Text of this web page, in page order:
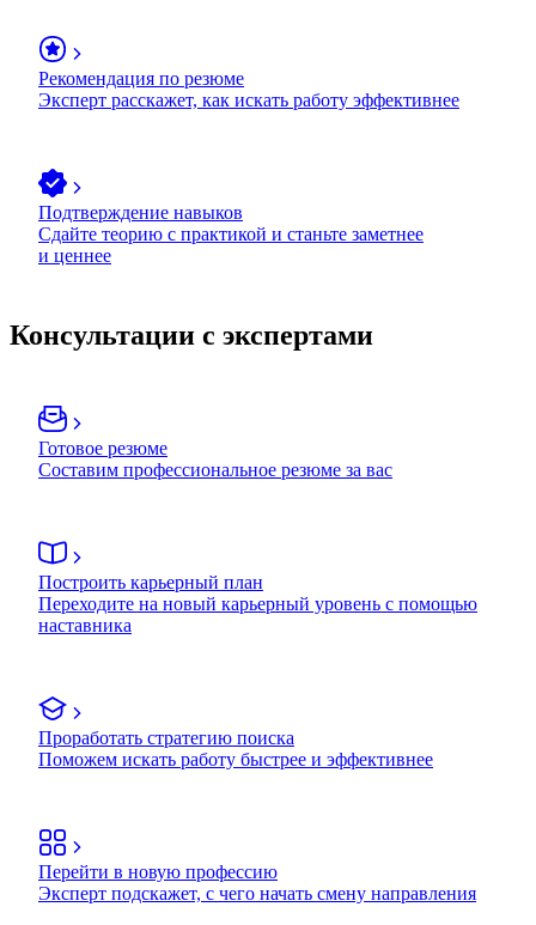
Рекомендация по резюме
Эксперт расскажет, как искать работу эффективнее
Подтверждение навыков
Сдайте теорию с практикой и станьте заметнее
и ценнее
Консультации с экспертами
Готовое резюме
Составим профессиональное резюме за вас
Построить карьерный план
Переходите на новый карьерный уровень с помощью
наставника
Проработать стратегию поиска
Поможем искать работу быстрее и эффективнее
Перейти в новую профессию
Эксперт подскажет, с чего начать смену направления